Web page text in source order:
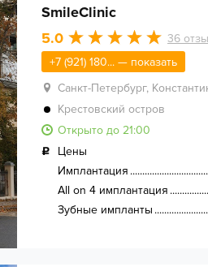
SmileClinic
5.0
36
+7 (921) 180... — показать
Санкт-Петербург,
Крестовский остров
Открыто до 21:00
Цены
Имплантация
All on 4 имплантация
Зубные импланты